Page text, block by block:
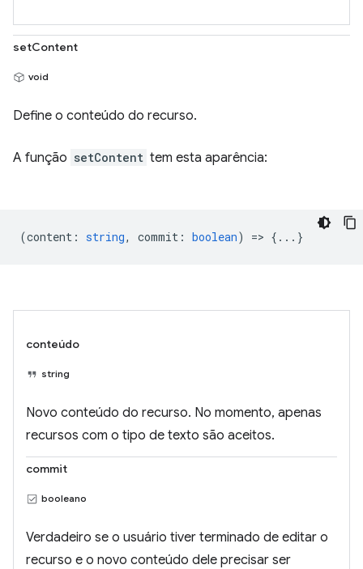
setContent
void
Define o conteúdo do recurso.
A função setContent tem esta aparência:
(content : string, commit : boolean) => {...}
conteúdo
string
Novo conteúdo do recurso. No momento, apenas
recursos com o tipo de texto são aceitos.
commit
booleano
Verdadeiro se o usuário tiver terminado de editar o
recurso e o novo conteúdo dele precisar ser